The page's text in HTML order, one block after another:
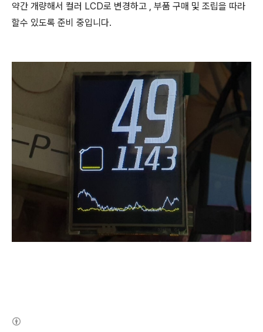
약간 개량해서 컬러 LCD로 변경하고 , 부품 구매 및 조립을 따라
할수 있도록 준비 중입니다.